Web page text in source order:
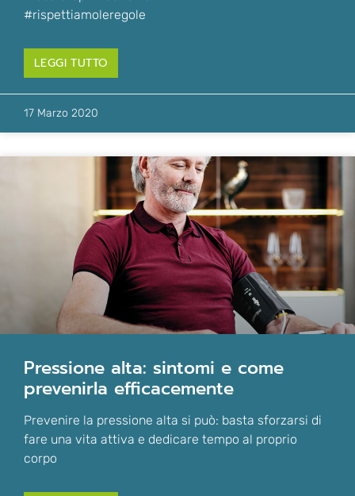
#rispettiamoleregole
LEGGI TUTTO
17 Marzo 2020
pressione alta: sintomi e come
prevenirla efficacemente
Prevenire la pressione alta si può: basta sforzarsi di
fare una vita attiva e dedicare tempo al proprio
corpo